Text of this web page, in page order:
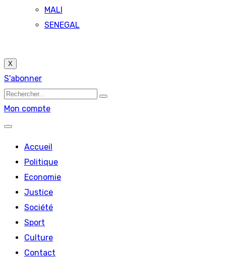
MALI
SENEGAL
X
S'abonner
Mon compte
Accueil
Politique
Economie
Justice
Société
Sport
Culture
Contact